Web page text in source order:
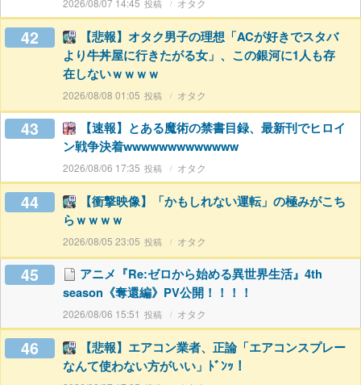
2026/08/07 14:45 オタク
42
【悲報】オタク男子の理想「ACが好きでスタバ
より牛丼屋に行きたがる女」、この銀河に1人も存
在しないｗｗｗｗ
2026/08/08 01:05 オタク
43
【速報】とある魔術の禁書目録、最新刊でヒロイ
ン戦争決着wwwwwwwwwwwww
2026/08/06 17:35 オタク
44
【衝撃映像】「かもしれない運転」の極みがこち
らｗｗｗｗ
2026/08/05 23:05 オタク
45
アニメ『Re:ゼロから始める異世界生活』4th
season《奪還編》PV公開！！！！
2026/08/06 15:51 オタク
46
【悲報】エアコン業者、正論「エアコンスプレー
なんて使わない方がいい」ﾄﾞﾝｯ！